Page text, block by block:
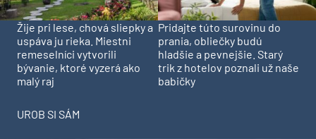
Žije pri lese, chová sliepky a
uspáva ju rieka. Miestni
remeselníci vytvorili
bývanie, ktoré vyzerá ako
malý raj
Pridajte túto surovinu do
prania, obliečky budú
hladšie a pevnejšie. Starý
trik z hotelov poznali už naše
babičky
UROB SI SÁM